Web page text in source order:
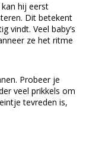
hij eerst
Dit betekent
vindt. Veel baby’s
ze het ritme
Probeer je
veel prikkels om
tevreden is,